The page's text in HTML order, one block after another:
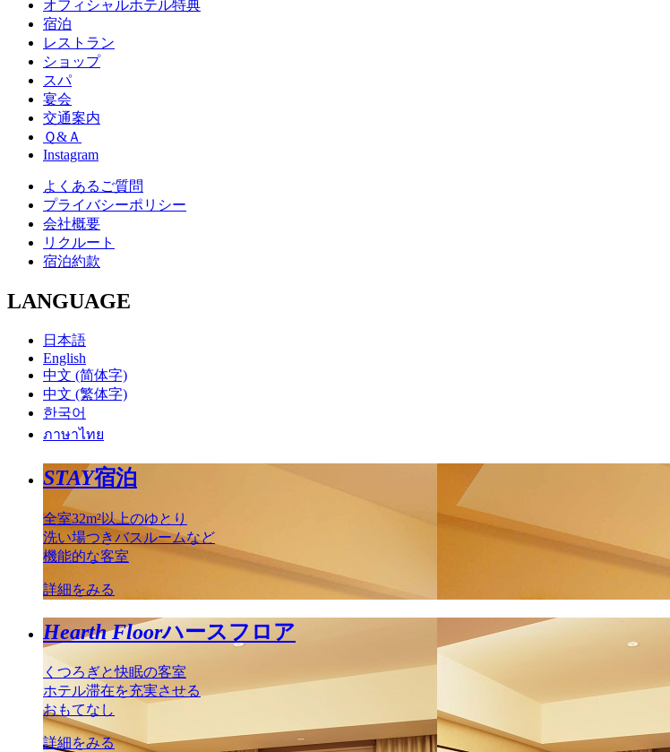
オフィシャルホテル特典
宿泊
レストラン
ショップ
スパ
宴会
交通案内
Ｑ&Ａ
Instagram
よくあるご質問
プライバシーポリシー
会社概要
リクルート
宿泊約款
LANGUAGE
日本語
English
中文 (简体字)
中文 (繁体字)
한국어
ภาษาไทย
STAY宿泊
全室32m²以上のゆとり
洗い場つきバスルームなど
機能的な客室
詳細をみる
Hearth Floorハースフロア
くつろぎと快眠の客室
ホテル滞在を充実させる
おもてなし
詳細をみる